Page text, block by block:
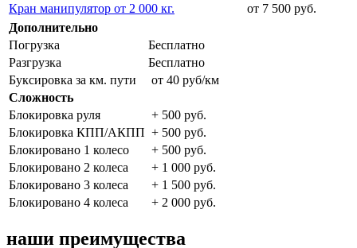
Кран манипулятор от 2 000 кг.
от 7 500 руб.
Дополнительно
Погрузка
Бесплатно
Разгрузка
Бесплатно
Буксировка за км. пути
от 40 руб/км
Сложность
Блокировка руля
+ 500 руб.
Блокировка КПП/АКПП + 500 руб.
Блокировано 1 колесо
+ 500 руб.
Блокировано 2 колеса
+ 1 000 руб.
Блокировано 3 колеса
+ 1 500 руб.
Блокировано 4 колеса
+ 2 000 руб.
наши преимущества